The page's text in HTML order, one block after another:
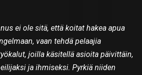
ei ole sitä, että koitat hakea apua
vaan tehdä pelaajia
joilla käsitellä asioita päivittäin,
ja ihmiseksi. Pyrkiä niiden